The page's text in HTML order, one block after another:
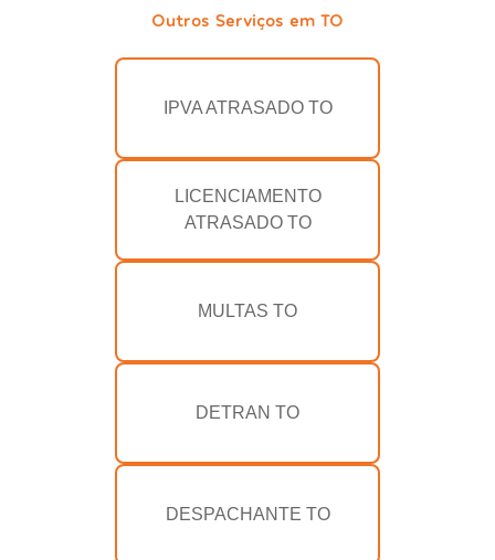
Outros Serviços em TO
IPVA ATRASADO TO
LICENCIAMENTO
ATRASADO TO
MULTAS TO
DETRAN TO
DESPACHANTE TO